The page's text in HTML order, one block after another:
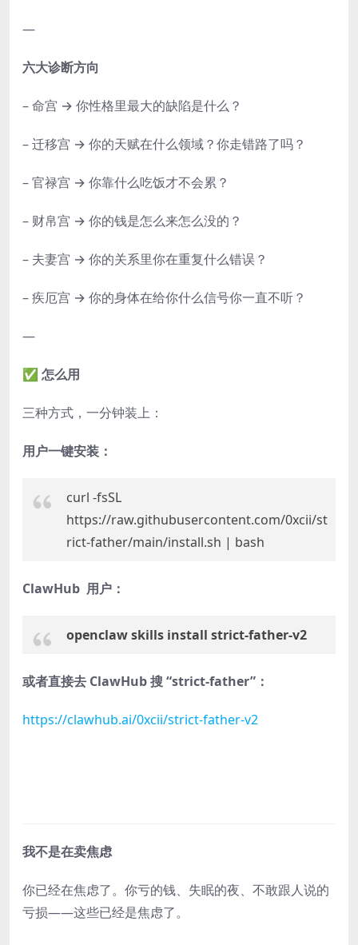
—
六大诊断方向
– 命宫 → 你性格里最大的缺陷是什么？
– 迁移宫 → 你的天赋在什么领域？你走错路了吗？
– 官禄宫 → 你靠什么吃饭才不会累？
– 财帛宫 → 你的钱是怎么来怎么没的？
– 夫妻宫 → 你的关系里你在重复什么错误？
– 疾厄宫 → 你的身体在给你什么信号你一直不听？
—
✅ 怎么用
三种方式，一分钟装上：
用户一键安装：
curl -fsSL
https://raw.githubusercontent.com/0xcii/st
rict-father/main/install.sh | bash
ClawHub 用户：
openclaw skills install strict-father-v2
或者直接去 ClawHub 搜 “strict-father”：
https://clawhub.ai/0xcii/strict-father-v2
我不是在卖焦虑
你已经在焦虑了。你亏的钱、失眠的夜、不敢跟人说的
亏损——这些已经是焦虑了。